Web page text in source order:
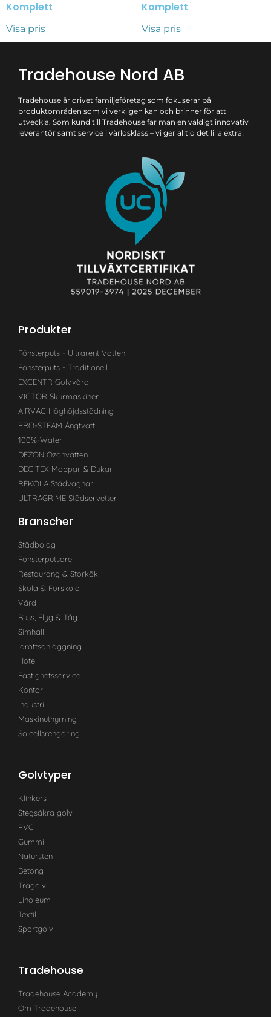
Komplett
Visa pris
Komplett
Visa pris
Tradehouse Nord AB
Tradehouse är drivet familjeföretag som fokuserar på
produktområden som vi verkligen kan och brinner för att
utveckla. Som kund till Tradehouse får man en väldigt innovativ
leverantör samt service i världsklass – vi ger alltid det lilla extra!
Produkter
Fönsterputs - Ultrarent Vatten
Fönsterputs - Traditionell
EXCENTR Golvvård
VICTOR Skurmaskiner
AIRVAC Höghöjdsstädning
PRO-STEAM Ångtvätt
100%-Water
DEZON Ozonvatten
DECITEX Moppar & Dukar
REKOLA Städvagnar
ULTRAGRIME Städservetter
Branscher
Städbolag
Fönsterputsare
Restaurang & Storkök
Skola & Förskola
Vård
Buss, Flyg & Tåg
Simhall
Idrottsanläggning
Hotell
Fastighetsservice
Kontor
Industri
Maskinuthyrning
Solcellsrengöring
Golvtyper
Klinkers
Stegsäkra golv
PVC
Gummi
Natursten
Betong
Trägolv
Linoleum
Textil
Sportgolv
Tradehouse
Tradehouse Academy
Om Tradehouse